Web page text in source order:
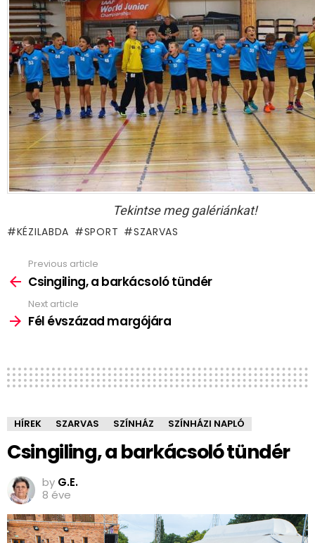
Tekintse meg galériánkat!
KÉZILABDA SPORT SZARVAS
more
Previous article
Csingiling, a barkácsoló tündér
Next article
Fél évszázad margójára
HÍREK SZARVAS SZÍNHÁZ SZÍNHÁZI NAPLÓ
Csingiling, a barkácsoló tündér
by G.E.
8 éve